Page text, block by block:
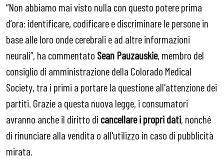
“Non abbiamo mai visto nulla con questo potere prima
d’ora: identificare, codificare e discriminare le persone in
base alle loro onde cerebrali e ad altre informazioni
neurali”, ha commentato Sean Pauzauskie, membro del
consiglio di amministrazione della Colorado Medical
Society, tra i primi a portare la questione all'attenzione dei
partiti. Grazie a questa nuova legge, i consumatori
avranno anche il diritto di cancellare i propri dati, nonché
di rinunciare alla vendita o all'utilizzo in caso di pubblicità
mirata.